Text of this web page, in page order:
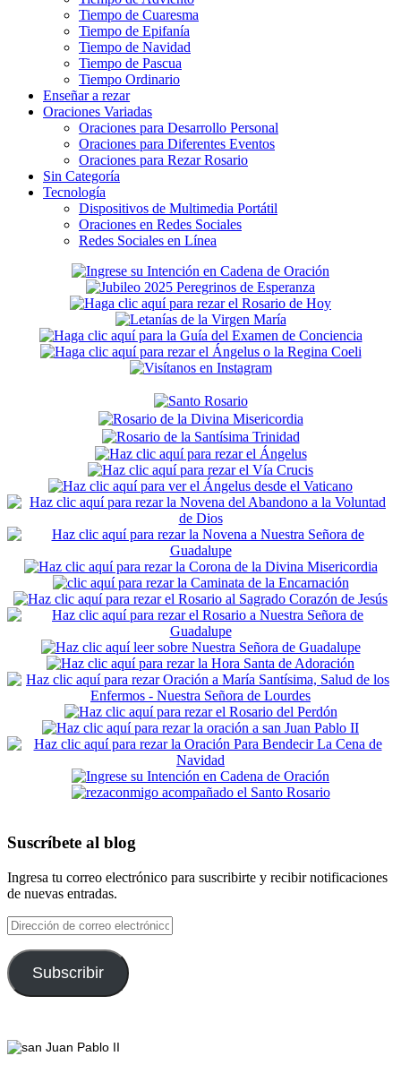
Tiempo de Cuaresma
Tiempo de Epifanía
Tiempo de Navidad
Tiempo de Pascua
Tiempo Ordinario
Enseñar a rezar
Oraciones Variadas
Oraciones para Desarrollo Personal
Oraciones para Diferentes Eventos
Oraciones para Rezar Rosario
Sin Categoría
Tecnología
Dispositivos de Multimedia Portátil
Oraciones en Redes Sociales
Redes Sociales en Línea
Secondary
Sidebar
Suscríbete al blog
Ingresa tu correo electrónico para suscribirte y recibir notificaciones
de nuevas entradas.
Dirección
de
correo
electrónico
Subscribir